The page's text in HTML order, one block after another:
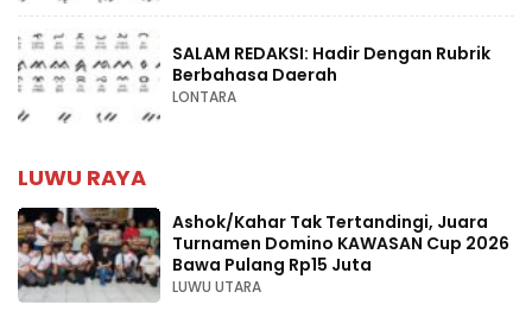
SALAM REDAKSI: Hadir Dengan Rubrik
Berbahasa Daerah
LONTARA
LUWU RAYA
Ashok/Kahar Tak Tertandingi, Juara
Turnamen Domino KAWASAN Cup 2026
Bawa Pulang Rp15 Juta
LUWU UTARA